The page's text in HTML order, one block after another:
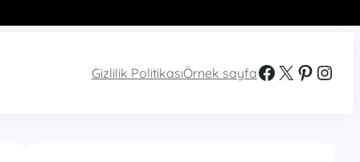
Gizlilik PolitikasıÖrnek sayfaFacebook X Pinterest Instagram